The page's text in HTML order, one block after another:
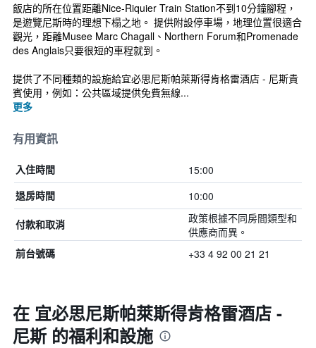
飯店的所在位置距離Nice-Riquier Train Station不到10分鐘腳程，
是遊覽尼斯時的理想下榻之地。 提供附設停車場，地理位置很適合
觀光，距離Musee Marc Chagall、Northern Forum和Promenade
des Anglais只要很短的車程就到。
提供了不同種類的設施給宜必思尼斯帕萊斯得肯格雷酒店 - 尼斯貴
賓使用，例如：公共區域提供免費無線...
更多
有用資訊
入住時間 15:00
退房時間 10:00
付款和取消
政策根據不同房間類型和
供應商而異。
前台號碼 +33 4 92 00 21 21
在 宜必思尼斯帕萊斯得肯格雷酒店 -
尼斯 的福利和設施